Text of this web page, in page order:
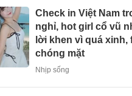
Check in Việt Nam
nghỉ, hot girl cổ vũ
lời khen vì quá xinh,
chóng mặt
Nhịp sống